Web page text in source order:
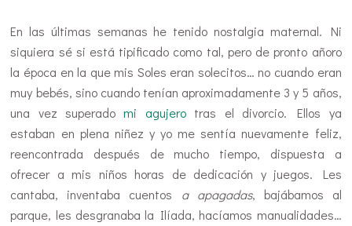
En las últimas semanas he tenido nostalgia maternal. Ni
siquiera sé si está tipificado como tal, pero de pronto añoro
la época en la que mis Soles eran solecitos… no cuando eran
muy bebés, sino cuando tenían aproximadamente 3 y 5 años,
una vez superadomi agujerotras el divorcio. Ellos ya
estaban en plena niñez y yo me sentía nuevamente feliz,
reencontrada después de mucho tiempo, dispuesta a
ofrecer a mis niños horas de dedicación y juegos. Les
cantaba, inventaba cuentos a apagadas, bajábamos al
parque, les desgranaba la Ilíada, hacíamos manualidades…